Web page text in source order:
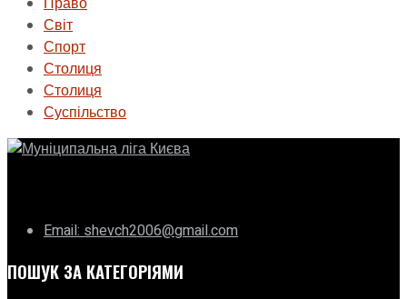
Світ
Спорт
Столиця
Столиця
Суспільство
Email: shevch2006@gmail.com
ПОШУК ЗА КАТЕГОРІЯМИ